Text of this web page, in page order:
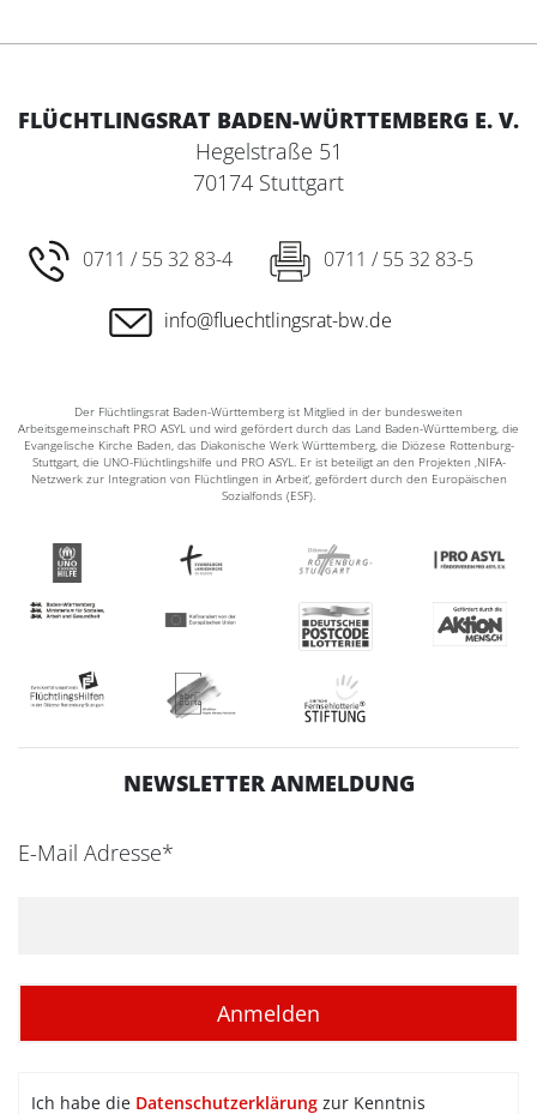
FLÜCHTLINGSRAT BADEN-WÜRTTEMBERG E. V.
Hegelstraße 51
70174 Stuttgart
0711 / 55 32 83-4 0711 / 55 32 83-5
info@fluechtlingsrat-bw.de
Der Flüchtlingsrat Baden-Württemberg ist Mitglied in der bundesweiten
Arbeitsgemeinschaft PRO ASYL und wird gefördert durch das Land Baden-Württemberg, die
Evangelische Kirche Baden, das Diakonische Werk Württemberg, die Diözese Rottenburg-
Stuttgart, die UNO-Flüchtlingshilfe und PRO ASYL. Er ist beteiligt an den Projekten ‚NIFA-
Netzwerk zur Integration von Flüchtlingen in Arbeit‘, gefördert durch den Europäischen
Sozialfonds (ESF).
NEWSLETTER ANMELDUNG
E-Mail Adresse*
Ich habe die Datenschutzerklärung zur Kenntnis